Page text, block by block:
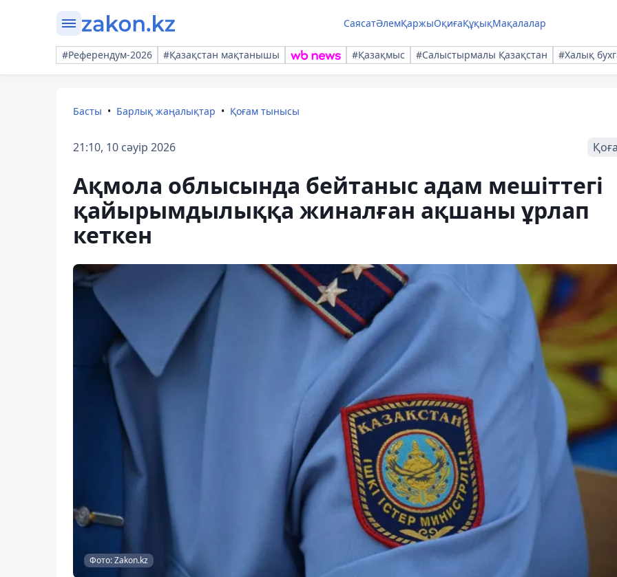
СаясатӘлемҚаржыОқиғаҚұқықМақалалар
#Референдум-2026 #Қазақстан мақтанышы #Қазақмыс #Салыстырмалы Қазақстан #Халық
Басты Барлық жаңалықтар Қоғам тынысы
21:10, 10 сәуір 2026
Ақмола облысында бейтаныс адам мешіттегі
қайырымдылыққа жиналған ақшаны ұрлап
кеткен
Фото: Zakon.kz